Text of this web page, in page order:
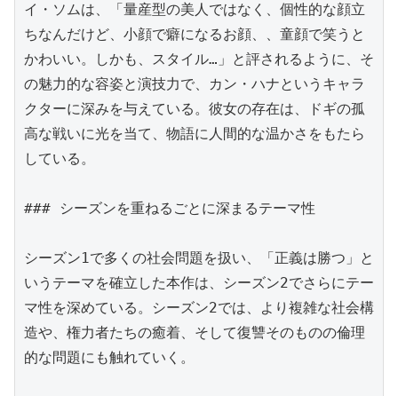
イ・ソムは、「量産型の美人ではなく、個性的な顔立
ちなんだけど、小顔で癖になるお顔、、童顔で笑うと
かわいい。しかも、スタイル…」と評されるように、そ
の魅力的な容姿と演技力で、カン・ハナというキャラ
クターに深みを与えている。彼女の存在は、ドギの孤
高な戦いに光を当て、物語に人間的な温かさをもたら
している。
### シーズンを重ねるごとに深まるテーマ性
シーズン1で多くの社会問題を扱い、「正義は勝つ」と
いうテーマを確立した本作は、シーズン2でさらにテー
マ性を深めている。シーズン2では、より複雑な社会構
造や、権力者たちの癒着、そして復讐そのものの倫理
的な問題にも触れていく。